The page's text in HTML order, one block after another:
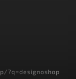
?q=designoshop